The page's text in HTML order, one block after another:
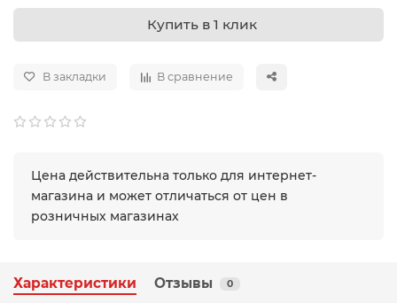
Купить в 1 клик
В закладки В сравнение
Цена действительна только для интернет-
магазина и может отличаться от цен в
розничных магазинах
Характеристики Отзывы 0